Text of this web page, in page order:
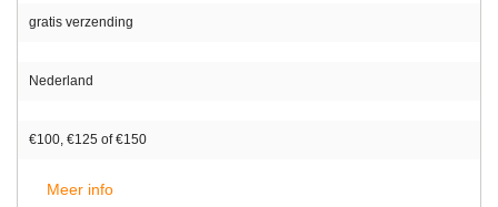
gratis verzending
Nederland
€100, €125 of €150
Meer info